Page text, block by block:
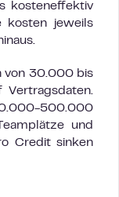
kosteneffektiv
kosten jeweils
von 30.000 bis
500.000
und
Credit sinken